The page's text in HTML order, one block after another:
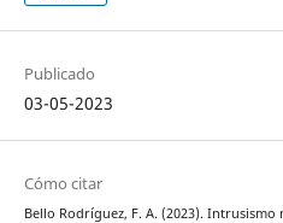
Publicado
03-05-2023
Cómo citar
Bello Rodríguez, F. A. (2023).